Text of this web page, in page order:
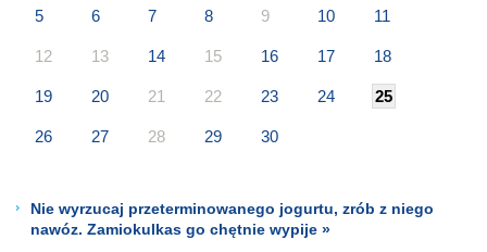
5 6 7 8 9 10 11
12 13 14 15 16 17 18
19 20 21 22 23 24 25
26 27 28 29 30
Nie wyrzucaj przeterminowanego jogurtu, zrób z niego
nawóz. Zamiokulkas go chętnie wypije »